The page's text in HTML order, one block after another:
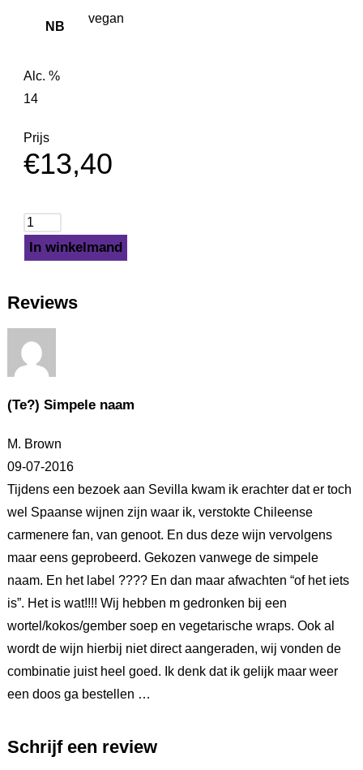
NB
vegan
Alc. %
14
Prijs
€13,40
In winkelmand
Reviews
(Te?) Simpele naam
M. Brown
09-07-2016
Tijdens een bezoek aan Sevilla kwam ik erachter dat er toch
wel Spaanse wijnen zijn waar ik, verstokte Chileense
carmenere fan, van genoot. En dus deze wijn vervolgens
maar eens geprobeerd. Gekozen vanwege de simpele
naam. En het label ???? En dan maar afwachten “of het iets
is”. Het is wat!!!! Wij hebben mgedronken bij een
wortel/kokos/gember soep en vegetarische wraps. Ook al
wordt de wijn hierbij niet direct aangeraden, wij vonden de
combinatie juist heel goed. Ik denk dat ik gelijk maar weer
een doos ga bestellen …
Schrijf een review